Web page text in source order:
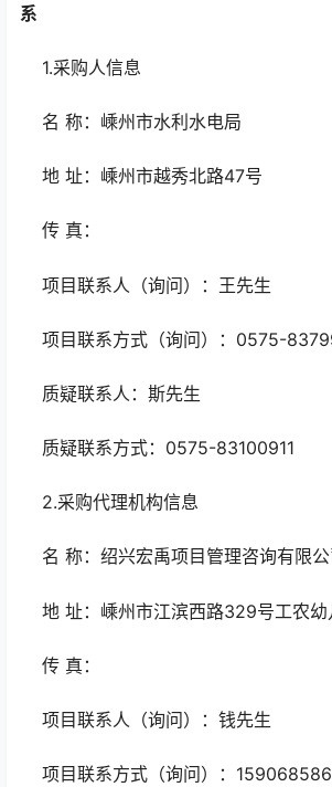
系
1.采购人信息
名 称：嵊州市水利水电局
地 址：嵊州市越秀北路47号
传 真：
项目联系人（询问）：王先生
项目联系方式（询问）：0575-
质疑联系人：斯先生
质疑联系方式：0575-83100911
2.采购代理机构信息
名 称：绍兴宏禹项目管理咨询有限公
地 址：嵊州市江滨西路329号工农幼
传 真：
项目联系人（询问）：钱先生
项目联系方式（询问）：